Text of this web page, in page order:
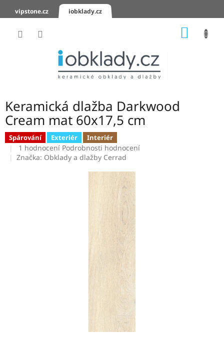
vipstone.cz iobklady.cz
KERAMICKÉ
OBKLADY
KERAMICKÉ
DLAŽBY
Keramická dlažba Darkwood
Cream mat 60x17,5 cm
Spárování Exteriér Interiér
Průměrné
hodnocení
1 hodnocení Podrobnosti hodnocení
Značka: Obklady a dlažby Cerrad